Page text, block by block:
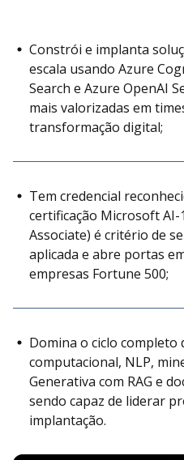
Constrói e implanta
escala usando Azure
Search e Azure OpenAI
mais valorizadas em
transformação digital;
Tem credencial
certificação Microsoft AI-
Associate) é critério de
aplicada e abre portas
empresas Fortune 500;
Domina o ciclo completo
computacional, NLP,
Generativa com RAG e
sendo capaz de liderar
implantação.